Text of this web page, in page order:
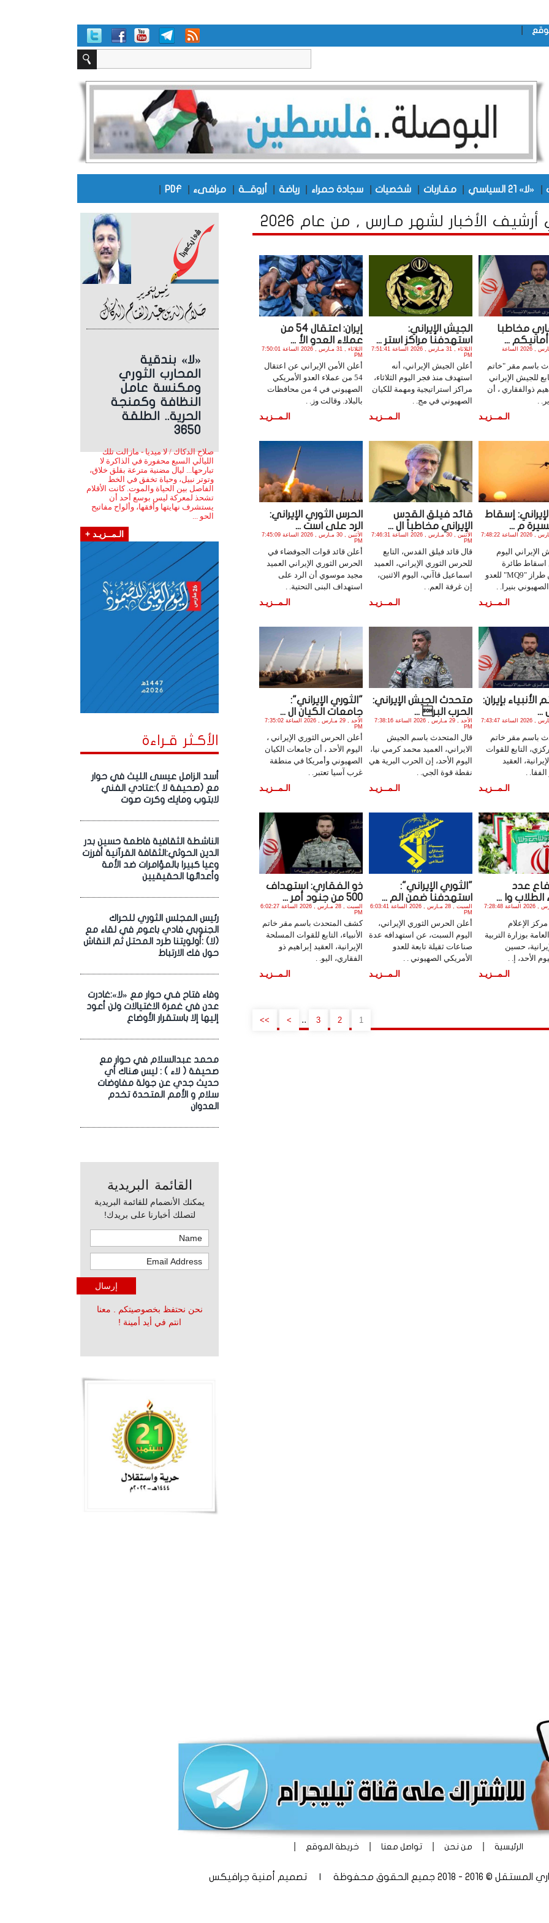
«لا» 21 السياسي مقـاربات شخصيات سجادة حمراء رياضة أروقـــة مرافىء PDF
«لا» بندقية
المحارب الثوري
ومكنسة عامل
النظافة وكمنجة
الحرية.. الطلقة
3650
صلاح الدكاك / لا ميديا - مازالت تلك
الليالي السبع محفورة في الذاكرة لا
تبارحها... ليال مضنية مترعة بقلق خلاق،
وتوتر نبيل، وحياة تخفق في الخط
الفاصل بين الحياة والموت. كانت الأقلام
تشحذ لمعركة ليس بوسع أحد أن
يستشرف نهايتها وأفقها، وألواح مفاتيح
الحو ...
الـمــزيـد +
الأكـثر قـراءة
أسد الزامل عيسى الليث في حوار
مع (صحيفة لا ):عتادي الفني
لابتوب ومايك وكرت صوت
الناشطة الثقافية فاطمة حسين بدر
الدين الحوثي:الثقافة القرآنية أفرزت
وعيا كبيرا بالمؤامرات ضد الأمة
وأعدائها الحقيقيين
رئيس المجلس الثوري للحراك
الجنوبي فادي باعوم في لقاء مع
(لا) :أولويتنا طرد المحتل ثم النقاش
حول فك الارتباط
وفاء فتاح فـي حوار مع «لا»:غادرت
عدن في غمرة الاغتيالات ولن أعود
إليها إلا باستقرار الأوضاع
محمد عبدالسلام في حوار مع
صحيفة ( لاء ) : ليس هناك أي
حديث جدي عن جولة مفاوضات
سلام و الأمم المتحدة تخدم
العدوان
القائمة البريدية
يمكنك الأنضمام للقائمة البريدية
لتصلك أخبارنا على بريدك!
نحن نحتفظ بخصوصيتكم . معنا
انتم في أيد أمينة !
الأخبار لشهر مـارس , من عام 2026
مخاطبا
أمانيكم ...
الثلاثاء , 31 مـارس , 2026 الساعة
باسم مقر "خاتم
للجيش الإيراني
ذوالفقاري ، أن
.
الـمــزيـد
الجيش الإيراني:
استهدفنا مراكز استر ...
الثلاثاء , 31 مـارس , 2026 الساعة 7:51:41
PM
أعلن الجيش الإيراني، أنه
استهدف منذ فجر اليوم الثلاثاء،
مراكز استراتيجية ومهمة للكيان
الصهيوني في مج. .
الـمــزيـد
إيران: اعتقال 54 من
عملاء العدو الأ ...
الثلاثاء , 31 مـارس , 2026 الساعة 7:50:01
PM
أعلن الأمن الإيراني عن اعتقال
54 من عملاء العدو الأمريكي
الصهيوني في 4 من محافظات
بالبلاد. وقالت وز. .
الـمــزيـد
إسقاط
م ...
الثلاثاء , 31 مـارس , 2026 الساعة 7:48:22
الإيراني اليوم
اسقاط طائرة
مسيرة من طراز "MQ9" للعدو
بنيرا. .
الـمــزيـد
قائد فيلق القدس
الإيراني مخاطباً ال ...
الأثنين , 30 مـارس , 2026 الساعة 7:46:31
PM
قال قائد فيلق القدس، التابع
للحرس الثوري الإيراني، العميد
اسماعيل قاآني، اليوم الاثنين،
إن غرفة العم. .
الـمــزيـد
الحرس الثوري الإيراني:
الرد على است ...
الأثنين , 30 مـارس , 2026 الساعة 7:45:09
PM
أعلن قائد قوات الجوفضاء في
الحرس الثوري الإيراني العميد
مجيد موسوي أن الرد على
استهداف البنى التحتية. .
الـمــزيـد
بإيران:
...
الأثنين , 30 مـارس , 2026 الساعة 7:43:47
باسم مقر خاتم
التابع للقوات
العقيد
.
الـمــزيـد
متحدث الجيش الإيراني:
الحرب البر ...
الأحد , 29 مـارس , 2026 الساعة 7:38:16
PM
قال المتحدث باسم الجيش
الايراني، العميد محمد كرمي نيا،
اليوم الأحد، إن الحرب البرية هي
نقطة قوة الجي. .
الـمــزيـد
"الثوري الإيراني":
جامعات الكيان ال ...
الأحد , 29 مـارس , 2026 الساعة 7:35:02
PM
أعلن الحرس الثوري الإيراني ،
اليوم الأحد ، أن جامعات الكيان
الصهيوني وأمريكا في منطقة
غرب آسيا تعتبر. .
الـمــزيـد
عدد
الطلاب وا ...
الأحد , 29 مـارس , 2026 الساعة 7:28:48
الإعلام
بوزارة التربية
حسين
الأحد، إ. .
الـمــزيـد
"الثوري الإيراني":
استهدفنا ضمن الم ...
السبت , 28 مـارس , 2026 الساعة 6:03:41
PM
أعلن الحرس الثوري الإيراني،
اليوم السبت، عن استهدافه عدة
صناعات ثقيلة تابعة للعدو
الأمريكي الصهيوني . .
الـمــزيـد
ذو الفقاري: استهداف
500 من جنود أمر ...
السبت , 28 مـارس , 2026 الساعة 6:02:27
PM
كشف المتحدث باسم مقر خاتم
الأنبياء، التابع للقوات المسلحة
الإيرانية، العقيد إبراهيم ذو
الفقاري، اليو. .
الـمــزيـد
1
2
3
..
>
>>
الرئيسية من نحن تواصل معنا خريطة الموقع
2018 جميع الحقوق محفوظة | تصميم أمنية جرافيكس